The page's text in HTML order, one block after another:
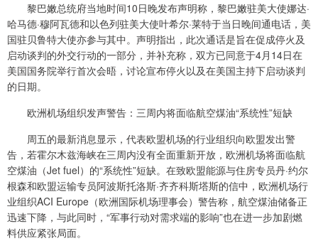
黎巴嫩总统府当地时间10日晚发布声明称，黎巴嫩驻美大使娜达·
哈马德·穆阿瓦德和以色列驻美大使叶希尔·莱特于当日晚间通电话，美
国驻贝鲁特大使亦参与其中。声明指出，此次通话是旨在促成停火及
启动谈判的外交行动的一部分，并补充称，双方已同意于4月14日在
美国国务院举行首次会晤，讨论宣布停火以及在美国主持下启动谈判
的日期。
欧洲机场组织发声警告：三周内将面临航空煤油“系统性”短缺
周五的最新消息显示，代表欧盟机场的行业组织向欧盟发出警
告，若霍尔木兹海峡在三周内没有全面重新开放，欧洲机场将面临航
空煤油（Jet fuel）的“系统性”短缺。在致欧盟能源与住房专员丹·约尔
根森和欧盟运输专员阿波斯托洛斯·齐齐科斯塔斯的信中，欧洲机场行
业组织ACI Europe（欧洲国际机场理事会）警告称，航空煤油储备正
迅速下降，与此同时，“军事行动对需求端的影响”也在进一步加剧燃
料供应紧张局面。